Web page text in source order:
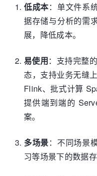
低成本：单文件系
据存储与分析的需
展，降低成本。
易使用：支持完整
态，支持业务无缝
Flink、批式计算
提供端到端的
案。
多场景：不同场景
习等场景下的数据